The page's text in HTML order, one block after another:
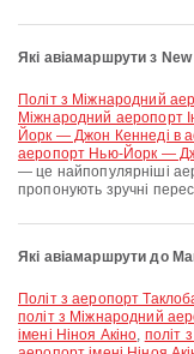
Які авіамаршрути з
політ з Міжнародний аеропорт Нью-Йорк — Джон Кеннеді в
Міжнародний аеропорт
Йорк — Джон Кеннеді в
аеропорт Нью-Йорк —
— це найпопулярніші
пропонують зручні
Які авіамаршрути до
політ з аеропорт
політ з Міжнародний
імені Ніноя Акіно, політ